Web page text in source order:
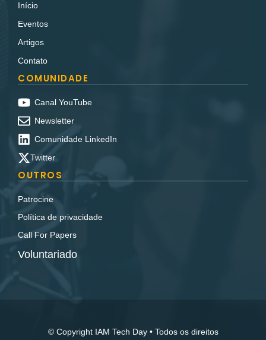
Início
Eventos
Artigos
Contato
COMUNIDADE
Canal YouTube
Newsletter
Comunidade LinkedIn
Twitter
OUTROS
Patrocine
Política de privacidade
Call For Papers
Voluntariado
© Copyright IAM Tech Day • Todos os direitos